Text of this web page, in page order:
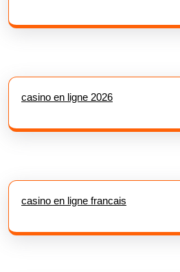
casino en ligne 2026
casino en ligne francais